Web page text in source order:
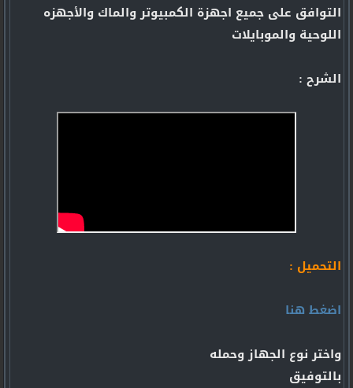
التوافق على جميع اجهزة الكمبيوتر والماك والأجهزه
اللوحية والموبايلات
الشرح :
التحميل :
اضغط هنا
واختر نوع الجهاز وحمله
بالتوفيق